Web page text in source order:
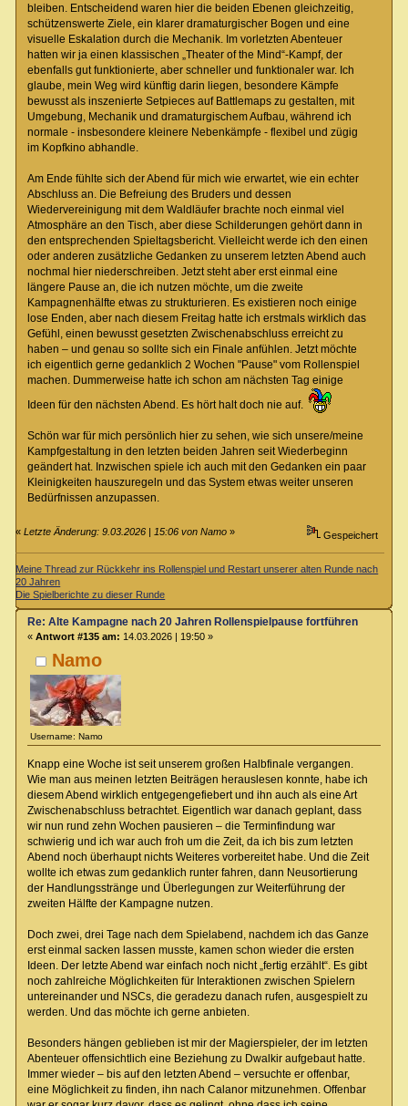
bleiben. Entscheidend waren hier die beiden Ebenen gleichzeitig,
schützenswerte Ziele, ein klarer dramaturgischer Bogen und eine
visuelle Eskalation durch die Mechanik. Im vorletzten Abenteuer
hatten wir ja einen klassischen „Theater of the Mind“-Kampf, der
ebenfalls gut funktionierte, aber schneller und funktionaler war. Ich
glaube, mein Weg wird künftig darin liegen, besondere Kämpfe
bewusst als inszenierte Setpieces auf Battlemaps zu gestalten, mit
Umgebung, Mechanik und dramaturgischem Aufbau, während ich
normale - insbesondere kleinere Nebenkämpfe - flexibel und zügig
im Kopfkino abhandle.
Am Ende fühlte sich der Abend für mich wie erwartet, wie ein echter
Abschluss an. Die Befreiung des Bruders und dessen
Wiedervereinigung mit dem Waldläufer brachte noch einmal viel
Atmosphäre an den Tisch, aber diese Schilderungen gehört dann in
den entsprechenden Spieltagsbericht. Vielleicht werde ich den einen
oder anderen zusätzliche Gedanken zu unserem letzten Abend auch
nochmal hier niederschreiben. Jetzt steht aber erst einmal eine
längere Pause an, die ich nutzen möchte, um die zweite
Kampagnenhälfte etwas zu strukturieren. Es existieren noch einige
lose Enden, aber nach diesem Freitag hatte ich erstmals wirklich das
Gefühl, einen bewusst gesetzten Zwischenabschluss erreicht zu
haben – und genau so sollte sich ein Finale anfühlen. Jetzt möchte
ich eigentlich gerne gedanklich 2 Wochen "Pause" vom Rollenspiel
machen. Dummerweise hatte ich schon am nächsten Tag einige
Ideen für den nächsten Abend. Es hört halt doch nie auf.
Schön war für mich persönlich hier zu sehen, wie sich unsere/meine
Kampfgestaltung in den letzten beiden Jahren seit Wiederbeginn
geändert hat. Inzwischen spiele ich auch mit den Gedanken ein paar
Kleinigkeiten hauszuregeln und das System etwas weiter unseren
Bedürfnissen anzupassen.
«Letzte Änderung: 9.03.2026 | 15:06 von Namo » Gespeichert
Meine Thread zur Rückkehr ins Rollenspiel und Restart unserer alten Runde nach
20 Jahren
Die Spielberichte zu dieser Runde
Namo
Username: Namo
Re: Alte Kampagne nach 20 Jahren Rollenspielpause fortführen
« Antwort #135 am: 14.03.2026 | 19:50 »
Knapp eine Woche ist seit unserem großen Halbfinale vergangen.
Wie man aus meinen letzten Beiträgen herauslesen konnte, habe ich
diesem Abend wirklich entgegengefiebert und ihn auch als eine Art
Zwischenabschluss betrachtet. Eigentlich war danach geplant, dass
wir nun rund zehn Wochen pausieren – die Terminfindung war
schwierig und ich war auch froh um die Zeit, da ich bis zum letzten
Abend noch überhaupt nichts Weiteres vorbereitet habe. Und die Zeit
wollte ich etwas zum gedanklich runter fahren, dann Neusortierung
der Handlungsstränge und Überlegungen zur Weiterführung der
zweiten Hälfte der Kampagne nutzen.
Doch zwei, drei Tage nach dem Spielabend, nachdem ich das Ganze
erst einmal sacken lassen musste, kamen schon wieder die ersten
Ideen. Der letzte Abend war einfach noch nicht „fertig erzählt“. Es gibt
noch zahlreiche Möglichkeiten für Interaktionen zwischen Spielern
untereinander und NSCs, die geradezu danach rufen, ausgespielt zu
werden. Und das möchte ich gerne anbieten.
Besonders hängen geblieben ist mir der Magierspieler, der im letzten
Abenteuer offensichtlich eine Beziehung zu Dwalkir aufgebaut hatte.
Immer wieder – bis auf den letzten Abend – versuchte er offenbar,
eine Möglichkeit zu finden, ihn nach Calanor mitzunehmen. Offenbar